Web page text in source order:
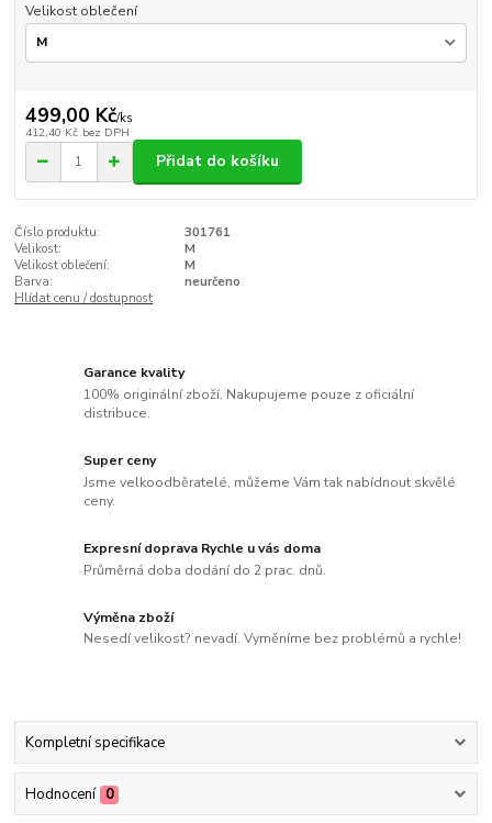
Velikost oblečení
499,00 Kč/ks
412,40 Kč bez DPH
Přidat do košíku
Číslo produktu:
301761
Velikost:
M
Velikost oblečení:
M
Barva:
neurčeno
Hlídat cenu / dostupnost
Garance kvality
100% originální zboží. Nakupujeme pouze z oficiální
distribuce.
Super ceny
Jsme velkoodběratelé, můžeme Vám tak nabídnout skvělé
ceny.
Expresní doprava Rychle u vás doma
Průměrná doba dodání do 2 prac. dnů.
Výměna zboží
Nesedí velikost? nevadí. Vyměníme bez problémů a rychle!
Kompletní specifikace
Hodnocení 0